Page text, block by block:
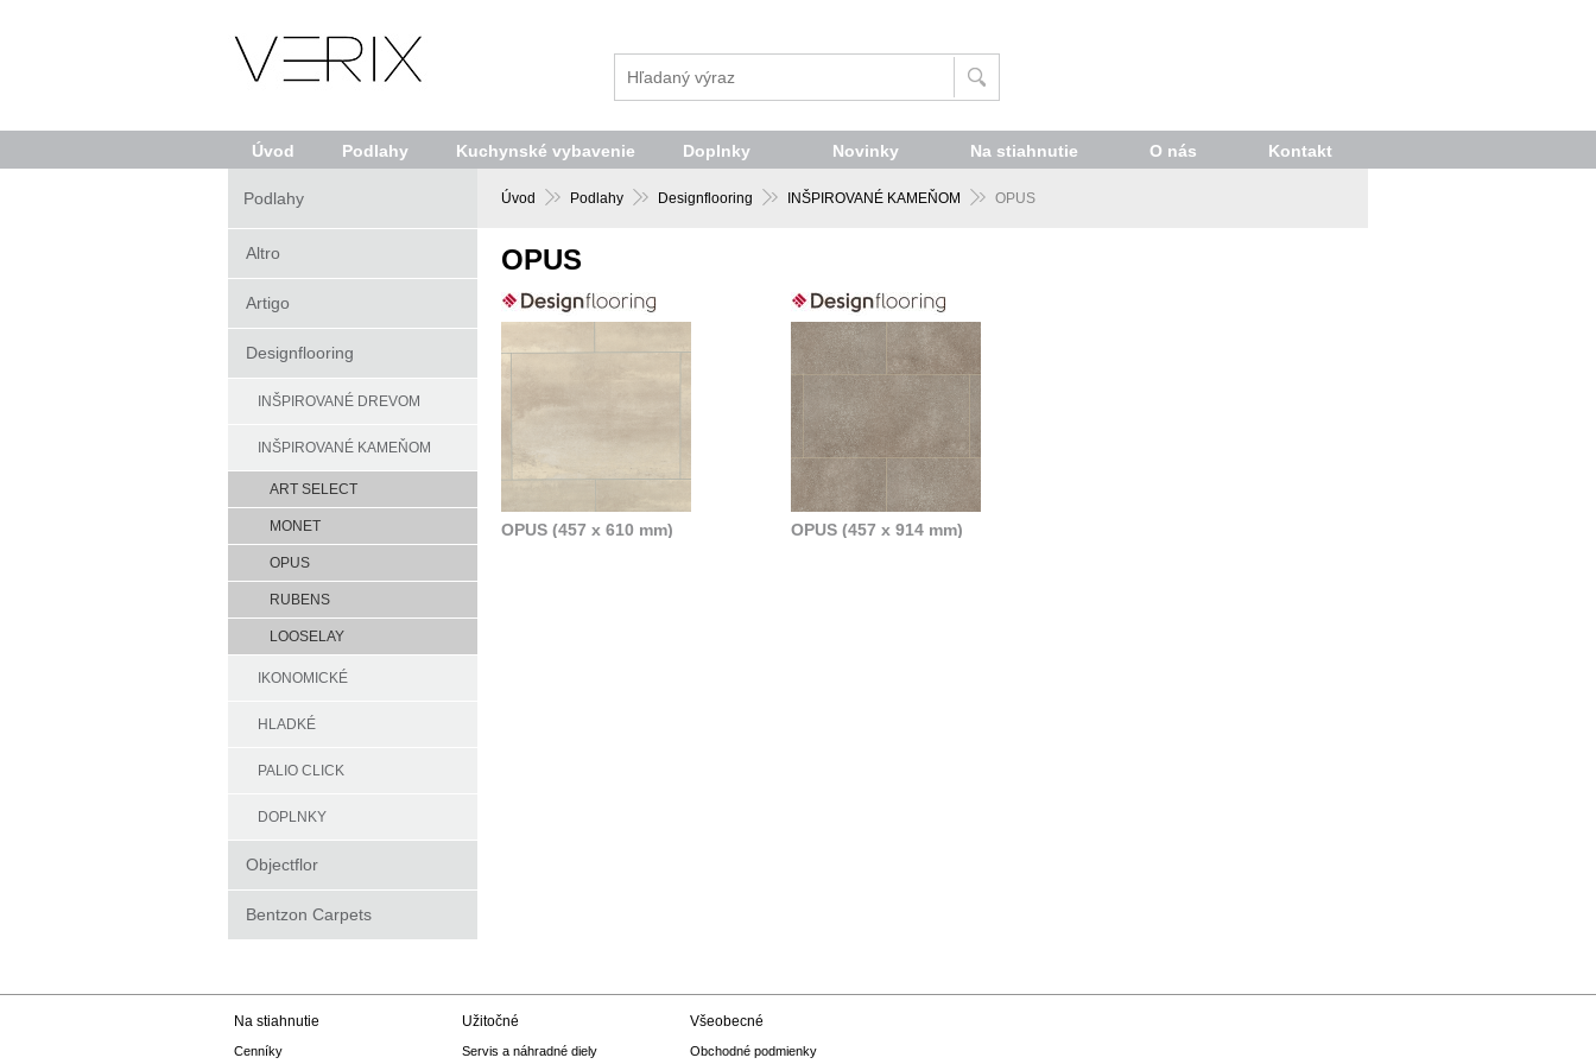
Úvod Podlahy Designflooring INŠPIROVANÉ KAMEŇOM OPUS
OPUS
OPUS (457 x 610 mm) OPUS (457 x 914 mm)
Podlahy
Altro
Artigo
Designflooring
INŠPIROVANÉ DREVOM
INŠPIROVANÉ KAMEŇOM
ART SELECT
MONET
OPUS
RUBENS
LOOSELAY
IKONOMICKÉ
HLADKÉ
PALIO CLICK
DOPLNKY
Objectflor
Bentzon Carpets
Úvod Podlahy Kuchynské vybavenie Doplnky Novinky Na stiahnutie O nás Kontakt
Na stiahnutie
Cenníky
Užitočné
Servis a náhradné diely
Všeobecné
Obchodné podmienky